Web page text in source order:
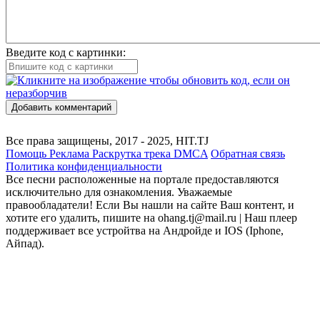
Введите код с картинки:
Добавить комментарий
Все права защищены, 2017 - 2025, HIT.TJ
Помощь Реклама Раскрутка трека DMCA Обратная связь
Политика конфиденциальности
Все песни расположенные на портале предоставляются
исключительно для ознакомления. Уважаемые
правообладатели! Если Вы нашли на сайте Ваш контент, и
хотите его удалить, пишите на ohang.tj@mail.ru | Наш плеер
поддерживает все устройтва на Андройде и IOS (Iphone,
Айпад).